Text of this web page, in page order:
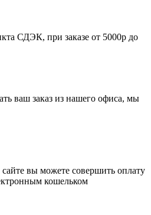
СДЭК, при заказе от 5000р до
ваш заказ из нашего офиса, мы
вы можете совершить оплату
кошельком